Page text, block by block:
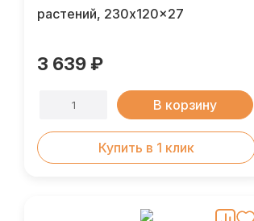
растений, 230x120x27
3 639 ₽
В корзину
Купить в 1 клик